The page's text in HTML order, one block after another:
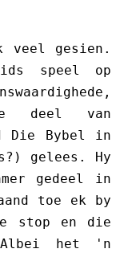
veel gesien.
speel op
deel van
Die Bybel in
gelees. Hy
gedeel in
toe ek by
stop en die
Albei het 'n